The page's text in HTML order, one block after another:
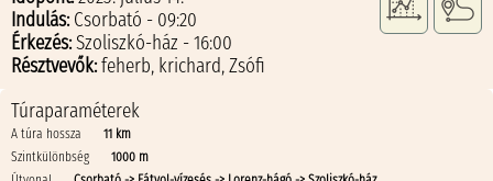
Indulás: Csorbató - 09:20
Érkezés:Szoliszkó-ház - 16:00
Résztvevők:feherb, krichard,Zsófi
Túraparaméterek
A túra hossza
11 km
Szintkülönbség
1000 m